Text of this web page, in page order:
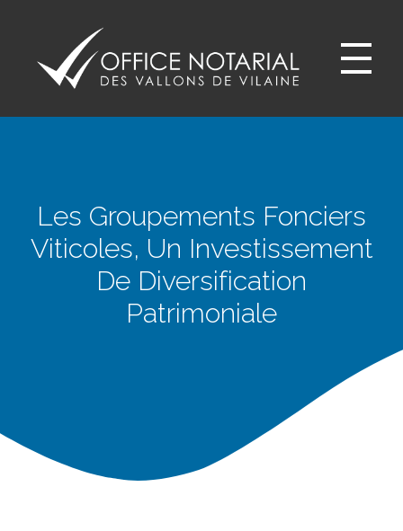
Les Groupements Fonciers
Viticoles, Un Investissement
De Diversification
Patrimoniale